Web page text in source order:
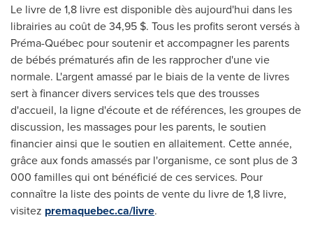
Le livre de 1,8 livre est disponible dès aujourd'hui dans les
librairies au coût de 34,95 $. Tous les profits seront versés à
Préma-Québec pour soutenir et accompagner les parents
de bébés prématurés afin de les rapprocher d'une vie
normale. L'argent amassé par le biais de la vente de livres
sert à financer divers services tels que des trousses
d'accueil, la ligne d'écoute et de références, les groupes de
discussion, les massages pour les parents, le soutien
financier ainsi que le soutien en allaitement. Cette année,
grâce aux fonds amassés par l'organisme, ce sont plus de 3
000 familles qui ont bénéficié de ces services. Pour
connaître la liste des points de vente du livre de 1,8 livre,
visitez premaquebec.ca/livre.